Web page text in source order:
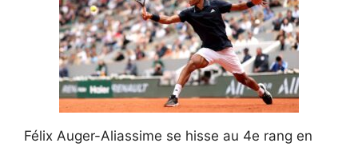
Félix Auger-Aliassime se hisse au 4e rang en